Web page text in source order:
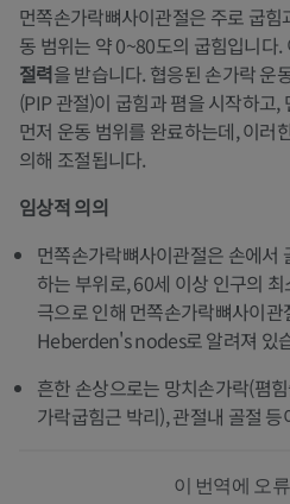
먼쪽손가락뼈사이관절은 주로 굽
동 범위는 약 0~80도의 굽힘입니다.
절력을 받습니다. 협응된 손가락 운
(PIP 관절)이 굽힘과 폄을 시작하고
먼저 운동 범위를 완료하는데, 이러
의해 조절됩니다.
임상적 의의
먼쪽손가락뼈사이관절은 손에서
하는 부위로, 60세 이상 인구의
극으로 인해 먼쪽손가락뼈사이
Heberden's nodes로 알려져 있
흔한 손상으로는 망치손가락(폄
가락굽힘근 박리), 관절내 골절 등
이 번역에 오